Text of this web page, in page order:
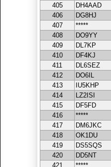
405
DH4AAD
406
DG8HJ
407
*****
408
DO9YY
409
DL7KP
410
DF4KJ
411
DL6SEZ
412
DO6IL
413
IU5KHP
414
LZ2ISI
415
DF5FD
416
*****
417
DM6JKC
418
OK1DU
419
DS5SQS
420
DD5NT
421
*****